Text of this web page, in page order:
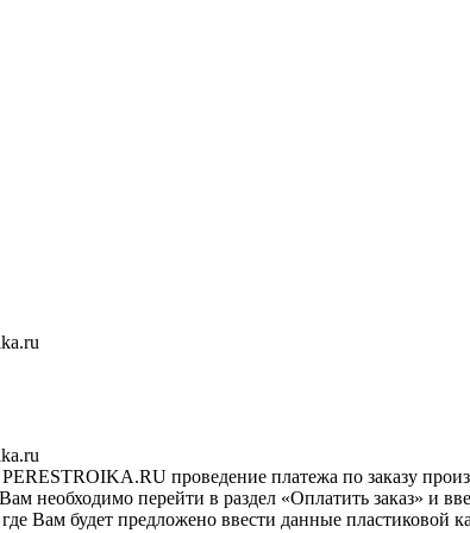
проведение платежа по заказу
необходимо перейти в раздел «Оплатить заказ» и
Вам будет предложено ввести данные пластиковой